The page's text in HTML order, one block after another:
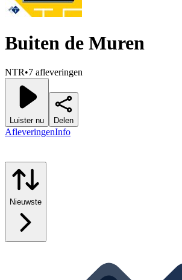
Buiten de Muren
NTR•7 afleveringen
Luister nu Delen
AfleveringenInfo
Nieuwste